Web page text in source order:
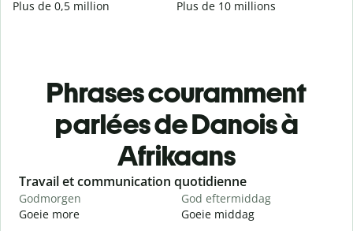
Plus de 0,5 million
Plus de 10 millions
Phrases couramment
parlées de Danois à
Afrikaans
Slide 1 of 6
Travail et communication quotidienne
Godmorgen
Goeie more
God eftermiddag
Goeie middag